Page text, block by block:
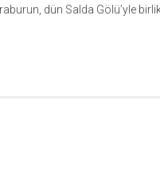
dün Salda Gölü’yle